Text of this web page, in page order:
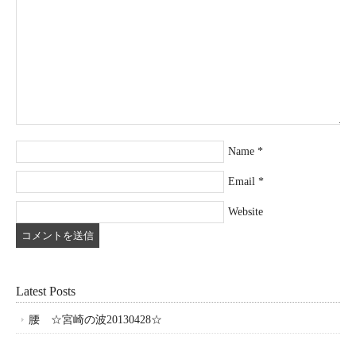
Name *
Email *
Website
Latest Posts
腰 ☆宮崎の波20130428☆